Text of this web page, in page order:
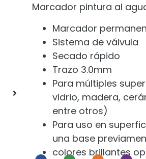
Marcador pintura al
Marcador
Sistema de válvula
Secado rápido
Trazo 3.0mm
Para múltiples
vidrio, madera,
entre otros)
Para uso en
una base
colores brillantes